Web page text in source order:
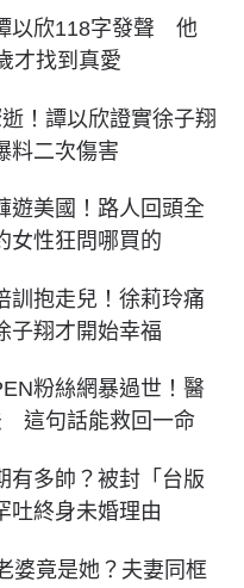
以欣118字發聲 他
才找到真愛
！譚以欣證實徐子翔
二次傷害
遊美國！路人回頭全
性狂問哪買的
訓抱走兒！徐莉玲痛
翔才開始幸福
粉絲網暴過世！醫
這句話能救回一命
有多帥？被封「台版
終身未婚理由
婆竟是她？夫妻同框